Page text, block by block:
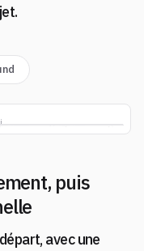
puis
avec une